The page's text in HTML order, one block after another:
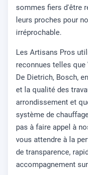
sommes fiers d'être
leurs proches pour
irréprochable.
Les Artisans Pros
reconnues telles que
De Dietrich, Bosch,
et la qualité des
arrondissement et
système de
pas à faire appel à
vous attendre à la
de transparence,
accompagnement